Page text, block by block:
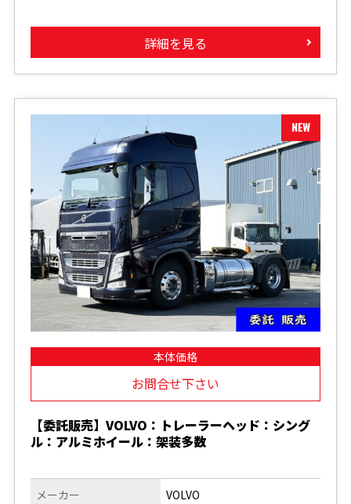
詳細を見る
本体価格
お問合せ下さい
【委託販売】VOLVO：トレーラーヘッド：シング
ル：アルミホイール：架装多数
メーカー VOLVO